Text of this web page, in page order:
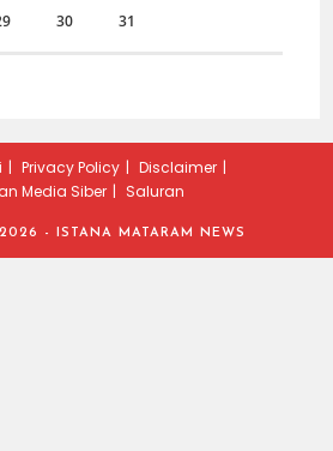
30 31
Privacy Policy
Disclaimer
Media Siber
Saluran
- ISTANA MATARAM NEWS